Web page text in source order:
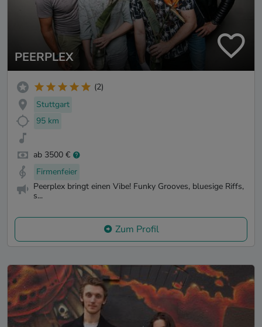
PEERPLEX
(2)
Stuttgart
95 km
ab 3500 €
Firmenfeier
Peerplex bringt einen Vibe! Funky Grooves, bluesige Riffs,
s...
Zum Profil